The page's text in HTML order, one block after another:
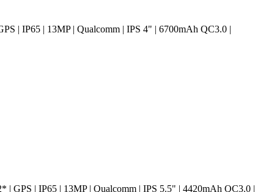
| IP65 | 13MP | Qualcomm | IPS 4" | 6700mAh QC3.0 |
| IP65 | 13MP | Qualcomm | IPS 5.5" | 4420mAh QC3.0 |